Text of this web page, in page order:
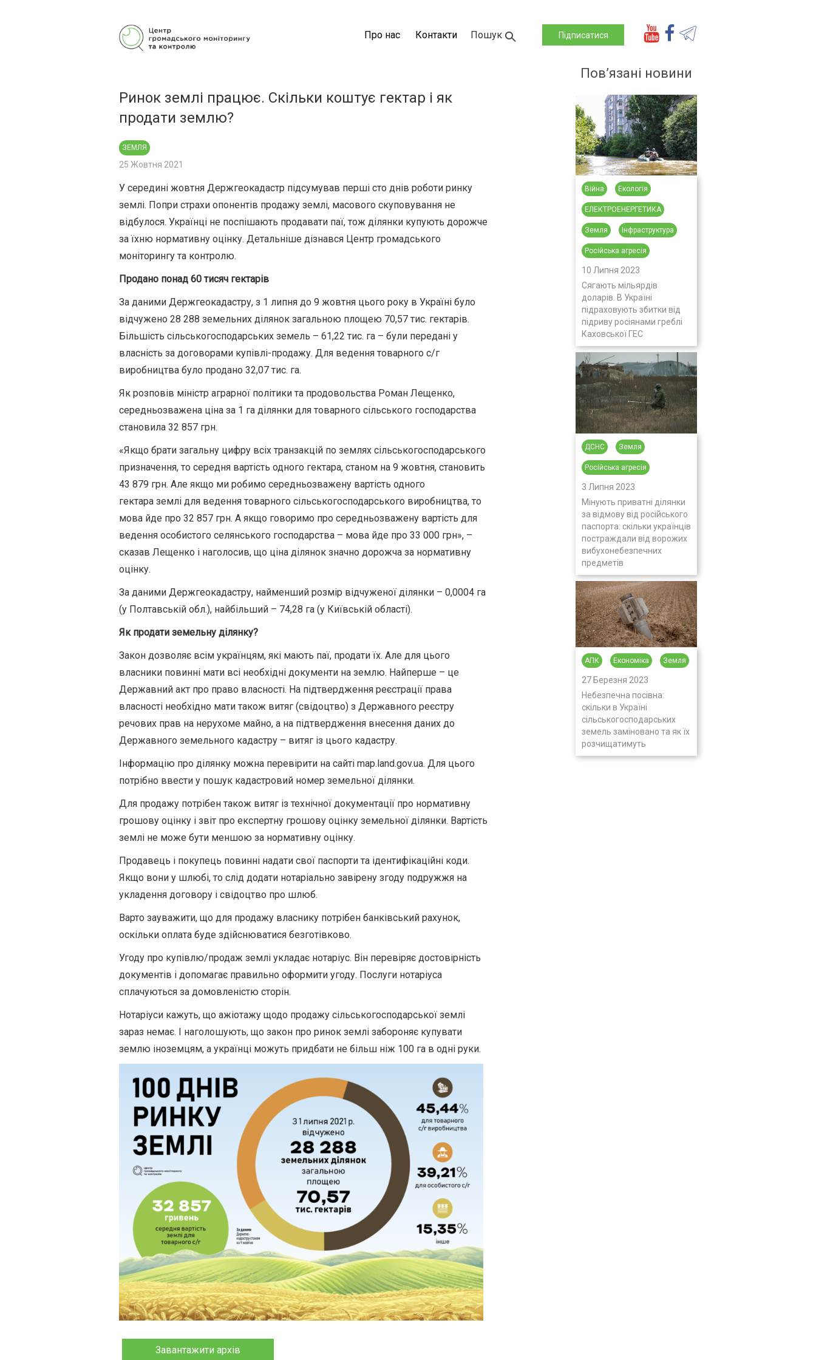
Про нас Контакти Пошук Підписатися
Ринок землі працює. Скільки коштує гектар і як
продати землю?
ЗЕМЛЯ
25 Жовтня 2021
У середині жовтня Держгеокадастр підсумував перші сто днів роботи ринку
землі. Попри страхи опонентів продажу землі, масового скуповування не
відбулося. Українці не поспішають продавати паї, тож ділянки купують дорожче
за їхню нормативну оцінку. Детальніше дізнався Центр громадського
моніторингу та контролю.
Продано понад 60 тисяч гектарів
За даними Держгеокадастру, з 1 липня до 9 жовтня цього року в Україні було
відчужено 28 288 земельних ділянок загальною площею 70,57 тис. гектарів.
Більшість сільськогосподарських земель – 61,22 тис. га – були передані у
власність за договорами купівлі-продажу. Для ведення товарного с/г
виробництва було продано 32,07 тис. га.
Як розповів міністр аграрної політики та продовольства Роман Лещенко,
середньозважена ціна за 1 га ділянки для товарного сільського господарства
становила 32 857 грн.
«Якщо брати загальну цифру всіх транзакцій по землях сільськогосподарського
призначення, то середня вартість одного гектара, станом на 9 жовтня, становить
43 879 грн. Але якщо ми робимо середньозважену вартість одного
гектара землі для ведення товарного сільськогосподарського виробництва, то
мова йде про 32 857 грн. А якщо говоримо про середньозважену вартість для
ведення особистого селянського господарства – мова йде про 33 000 грн», –
сказав Лещенко і наголосив, що ціна ділянок значно дорожча за нормативну
оцінку.
За даними Держгеокадастру, найменший розмір відчуженої ділянки – 0,0004 га
(у Полтавській обл.), найбільший – 74,28 га (у Київській області).
Як продати земельну ділянку?
Закон дозволяє всім українцям, які мають паї, продати їх. Але для цього
власники повинні мати всі необхідні документи на землю. Найперше – це
Державний акт про право власності. На підтвердження реєстрації права
власності необхідно мати також витяг (свідоцтво) з Державного реєстру
речових прав на нерухоме майно, а на підтвердження внесення даних до
Державного земельного кадастру – витяг із цього кадастру.
Інформацію про ділянку можна перевірити на сайті map.land.gov.ua. Для цього
потрібно ввести у пошук кадастровий номер земельної ділянки.
Для продажу потрібен також витяг із технічної документації про нормативну
грошову оцінку і звіт про експертну грошову оцінку земельної ділянки. Вартість
землі не може бути меншою за нормативну оцінку.
Продавець і покупець повинні надати свої паспорти та ідентифікаційні коди.
Якщо вони у шлюбі, то слід додати нотаріально завірену згоду подружжя на
укладення договору і свідоцтво про шлюб.
Варто зауважити, що для продажу власнику потрібен банківський рахунок,
оскільки оплата буде здійснюватися безготівково.
Угоду про купівлю/продаж землі укладає нотаріус. Він перевіряє достовірність
документів і допомагає правильно оформити угоду. Послуги нотаріуса
сплачуються за домовленістю сторін.
Нотаріуси кажуть, що ажіотажу щодо продажу сільськогосподарської землі
зараз немає. І наголошують, що закон про ринок землі забороняє купувати
землю іноземцям, а українці можуть придбати не більш ніж 100 га в одні руки.
Завантажити архів
Пов’язані новини
Війна Екологія
ЕЛЕКТРОЕНЕРГЕТИКА
Земля Інфраструктура
Російська агресія
10 Липня 2023
Сягають мільярдів
доларів. В Україні
підраховують збитки від
підриву росіянами греблі
Каховської ГЕС
ДСНС Земля
Російська агресія
3 Липня 2023
Мінують приватні ділянки
за відмову від російського
паспорта: скільки українців
постраждали від ворожих
вибухонебезпечних
предметів
АПК Економіка Земля
27 Березня 2023
Небезпечна посівна:
скільки в Україні
сільськогосподарських
земель заміновано та як їх
розчищатимуть